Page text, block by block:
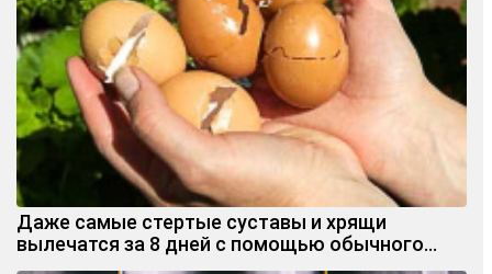
Даже самые стертые суставы и хрящи
вылечатся за 8 дней с помощью обычного…